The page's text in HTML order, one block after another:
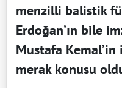
menzilli balistik
Erdoğan’ın bile
Mustafa Kemal’in
merak konusu